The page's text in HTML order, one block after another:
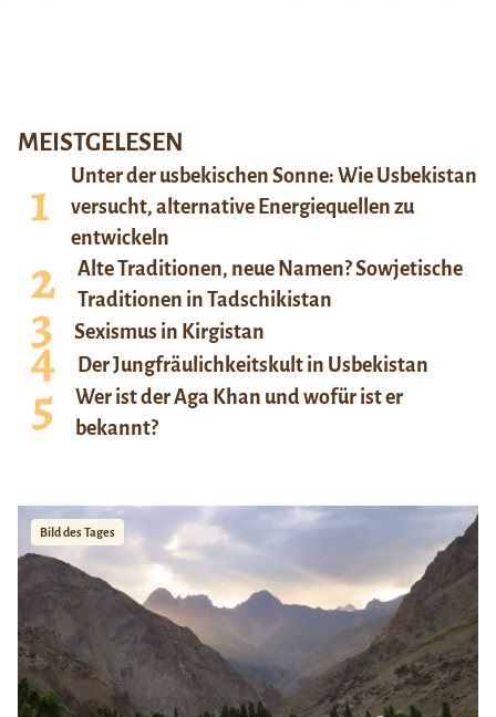
MEISTGELESEN
Unter der usbekischen Sonne: Wie Usbekistan
versucht, alternative Energiequellen zu
entwickeln
Alte Traditionen, neue Namen? Sowjetische
Traditionen in Tadschikistan
Sexismus in Kirgistan
Der Jungfräulichkeitskult in Usbekistan
Wer ist der Aga Khan und wofür ist er
bekannt?
Bild des Tages